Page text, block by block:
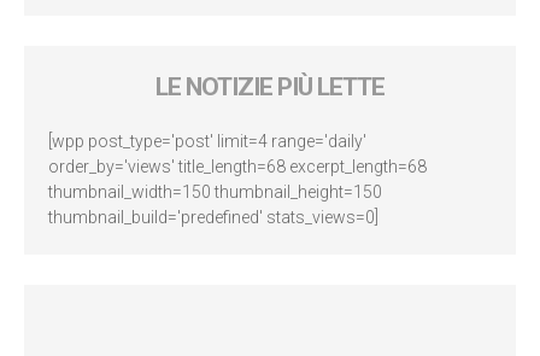
LE NOTIZIE PIÙ LETTE
[wpp post_type='post' limit=4 range='daily'
order_by='views' title_length=68 excerpt_length=68
thumbnail_width=150 thumbnail_height=150
thumbnail_build='predefined' stats_views=0]